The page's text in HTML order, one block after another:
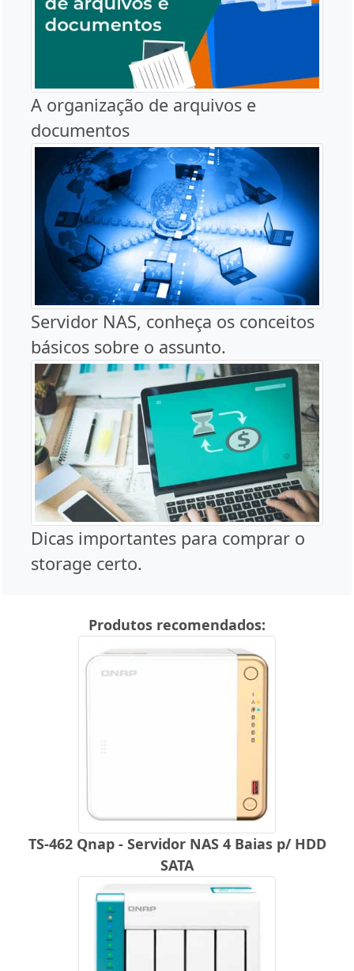
A organização de arquivos e
documentos
Servidor NAS, conheça os conceitos
básicos sobre o assunto.
Dicas importantes para comprar o
storage certo.
Produtos recomendados:
TS-462 Qnap - Servidor NAS 4 Baias p/ HDD
SATA